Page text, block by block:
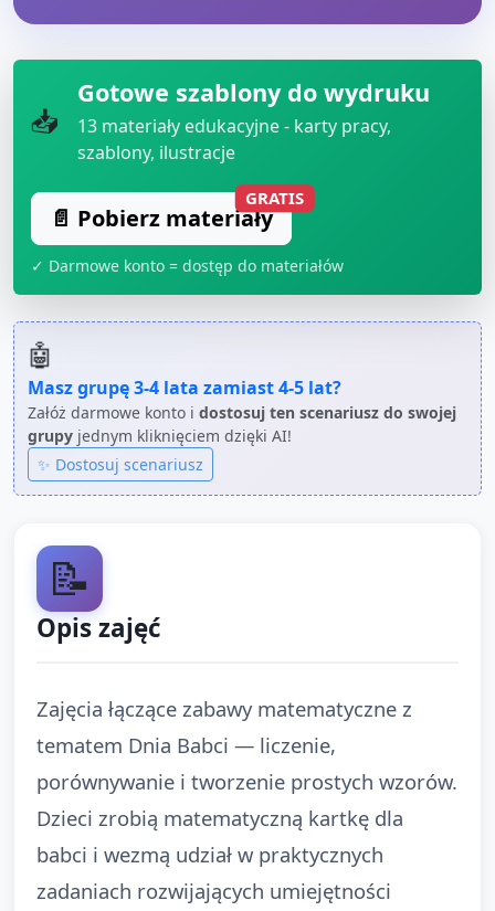
📥
Gotowe szablony do wydruku
13 materiały edukacyjne - karty pracy,
szablony, ilustracje
📄 Pobierz materiały
GRATIS
✓ Darmowe konto = dostęp do materiałów
🤖
Masz grupę3-4 lata zamiast4-5 lat?
Załóż darmowe konto i dostosuj ten scenariusz do swojej
grupy jednym kliknięciem dzięki AI!
✨ Dostosuj scenariusz
📝
Opis zajęć
Zajęcia łączące zabawy matematyczne z
tematem Dnia Babci — liczenie,
porównywanie i tworzenie prostych wzorów.
Dzieci zrobią matematyczną kartkę dla
babci i wezmą udział w praktycznych
zadaniach rozwijających umiejętności